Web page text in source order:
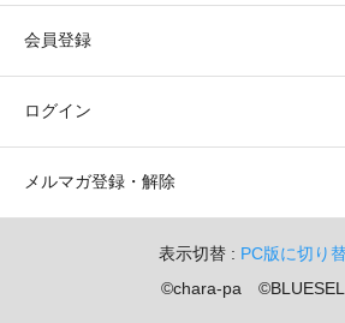
会員登録
ログイン
メルマガ登録・解除
表示切替 : PC版に切り
©chara-pa